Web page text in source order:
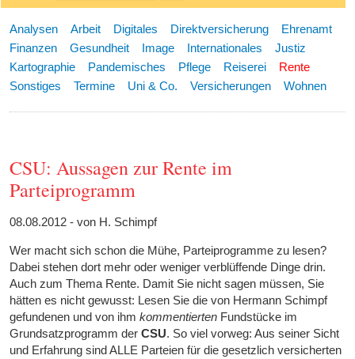
Analysen Arbeit Digitales Direktversicherung
Ehrenamt
Finanzen
Gesundheit Image Internationales
Justiz
Kartographie
Pandemisches Pflege Reiserei
Rente
Sonstiges
Termine Uni & Co. Versicherungen Wohnen
CSU: Aussagen zur Rente im
Parteiprogramm
08.08.2012 - von H. Schimpf
Wer macht sich schon die Mühe, Parteiprogramme zu lesen?
Dabei stehen dort mehr oder weniger verblüffende Dinge drin.
Auch zum Thema Rente. Damit Sie nicht sagen müssen, Sie
hätten es nicht gewusst: Lesen Sie die von Hermann Schimpf
gefundenen und von ihmkommentierten Fundstücke im
Grundsatzprogramm derCSU. So viel vorweg: Aus seiner Sicht
und Erfahrung sind ALLE Parteien für die gesetzlich versicherten